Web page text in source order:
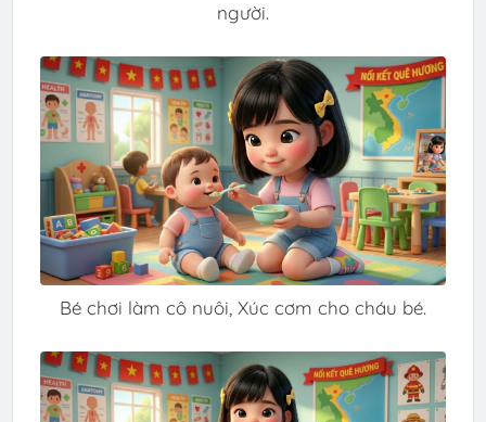
người.
Bé chơi làm cô nuôi, Xúc cơm cho cháu bé.